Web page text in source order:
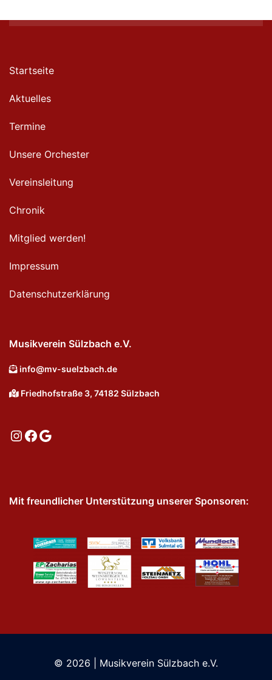
Startseite
Aktuelles
Termine
Unsere Orchester
Vereinsleitung
Chronik
Mitglied werden!
Impressum
Datenschutzerklärung
Musikverein Sülzbach e.V.
info@mv-suelzbach.de
Friedhofstraße 3, 74182 Sülzbach
Instagram
Facebook
Google
Mit freundlicher Unterstützung unserer Sponsoren:
© 2026 | Musikverein Sülzbach e.V.